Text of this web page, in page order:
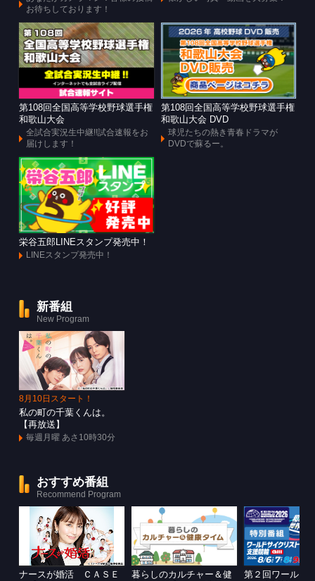
お待ちしております！
第108回全国高等学校野球選手権
和歌山大会
全試合実況生中継!!試合速報をお
届けします！
第108回全国高等学校野球選手権
和歌山大会 DVD
球児たちの熱き青春ドラマが
DVDで蘇るー。
栄谷五郎LINEスタンプ発売中！
LINEスタンプ発売中！
新番組
New Program
8月10日スタート！
私の町の千葉くんは。
【再放送】
毎週月曜 あさ10時30分
おすすめ番組
Recommend Program
ナースが婚活 ＣＡＳＥ
暮らしのカルチャー＆健
第２回ワールド